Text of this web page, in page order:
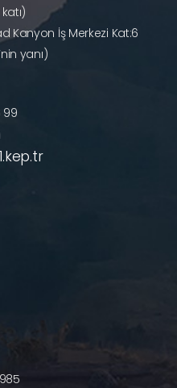
Kanyon İş Merkezi Kat:6
yanı)
99